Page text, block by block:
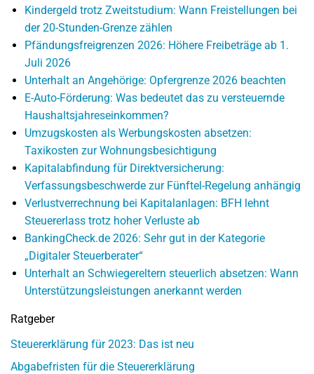
Kindergeld trotz Zweitstudium: Wann Freistellungen bei
der 20-Stunden-Grenze zählen
Pfändungsfreigrenzen 2026: Höhere Freibeträge ab 1.
Juli 2026
Unterhalt an Angehörige: Opfergrenze 2026 beachten
E-Auto-Förderung: Was bedeutet das zu versteuernde
Haushaltsjahreseinkommen?
Umzugskosten als Werbungskosten absetzen:
Taxikosten zur Wohnungsbesichtigung
Kapitalabfindung für Direktversicherung:
Verfassungsbeschwerde zur Fünftel-Regelung anhängig
Verlustverrechnung bei Kapitalanlagen: BFH lehnt
Steuererlass trotz hoher Verluste ab
BankingCheck.de 2026: Sehr gut in der Kategorie
„Digitaler Steuerberater“
Unterhalt an Schwiegereltern steuerlich absetzen: Wann
Unterstützungsleistungen anerkannt werden
Ratgeber
Steuererklärung für 2023: Das ist neu
Abgabefristen für die Steuererklärung